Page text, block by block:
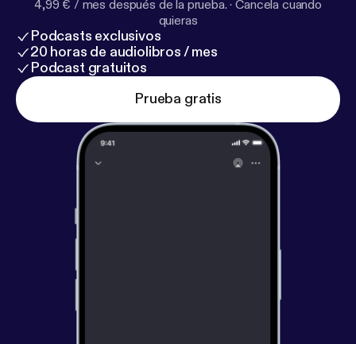
4,99 € / mes después de la prueba. ·Cancela cuando
quieras
Podcasts exclusivos
20 horas de audiolibros / mes
Podcast gratuitos
Prueba gratis